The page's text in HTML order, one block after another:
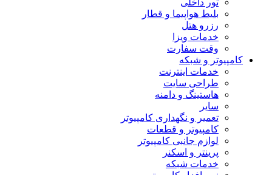
تور داخلی
بلیط هواپیما و قطار
رزرو هتل
خدمات ویزا
وقت سفارت
کامپیوتر و شبکه
خدمات اینترنت
طراحی سایت
هاستینگ و دامنه
سایر
تعمیر و نگهداری کامپیوتر
کامپیوتر و قطعات
لوازم جانبی کامپیوتر
پرینتر و اسکنر
خدمات شبکه